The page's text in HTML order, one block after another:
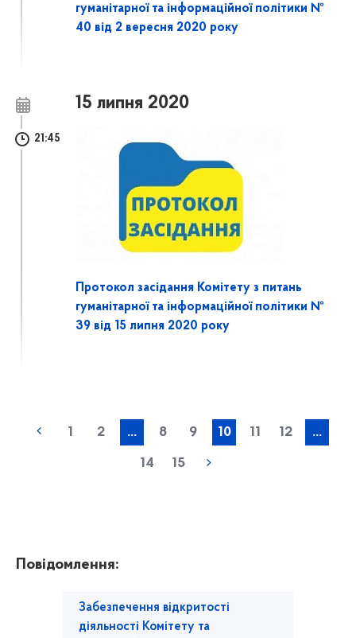
гуманітарної та інформаційної політики №
40 від 2 вересня 2020 року
15 липня 2020
21:45
Протокол засідання Комітету з питань
гуманітарної та інформаційної політики №
39 від 15 липня 2020 року
1 2 ... 8 9 10 11 12 ...
14 15
Повідомлення:
Забезпечення відкритості
діяльності Комітету та